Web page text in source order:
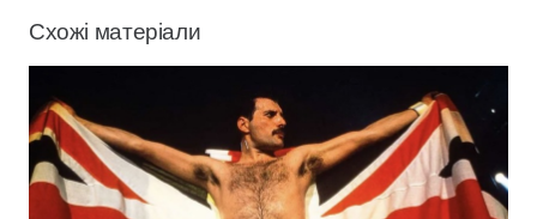
Схожі матеріали